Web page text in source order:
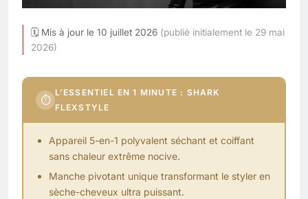
🗓 Mis à jour le 10 juillet 2026 (publié initialement le 29 mai
2026)
⏱
L’ESSENTIEL EN 1 MINUTE : SHARK
FLEXSTYLE
Appareil 5-en-1 polyvalent séchant et coiffant
sans chaleur extrême nocive.
Manche pivotant unique transformant le styler en
sèche-cheveux ultra puissant.